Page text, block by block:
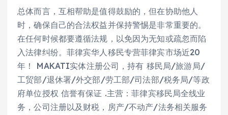
总体而言，互相帮助是值得鼓励的，但在协助他人
时，确保自己的合法权益并保持警惕是非常重要的。
在任何时候都要遵循法规，以免因为无知或疏忽而陷
入法律纠纷。菲律宾华人移民专营菲律宾市场近20
年！ MAKATI实体注册公司，持有 移民局/旅游局/
工贸部/退休署/外交部/劳工部/司法部/税务局/等政
府单位授权 信誉有保证 .主营：菲律宾移民局全线业
务，公司注册以及财税，房产/不动产/法务相关服务